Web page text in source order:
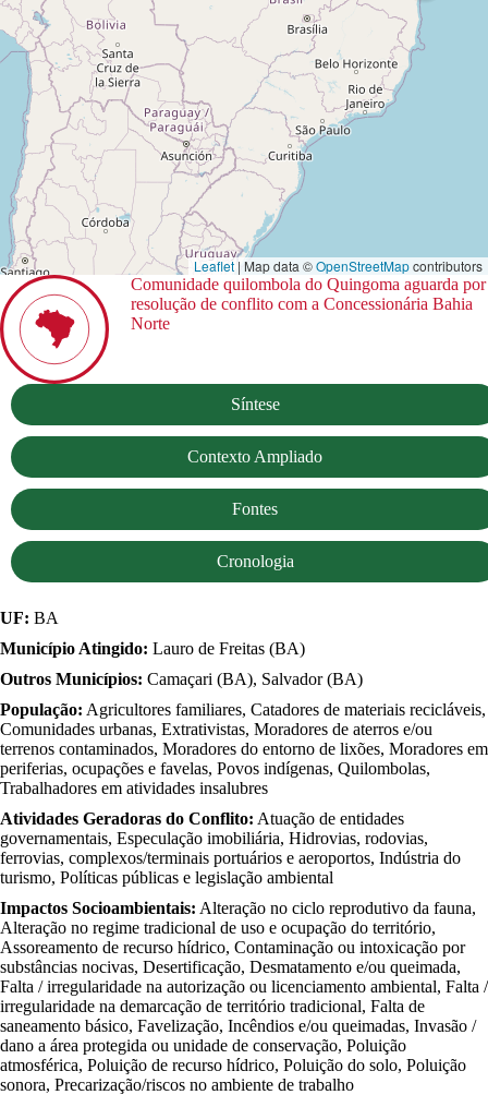
Leaflet | Map data ©OpenStreetMapcontributors
Comunidade quilombola do Quingoma aguarda por
resolução de conflito com a Concessionária Bahia
Norte
Síntese
Contexto Ampliado
Fontes
Cronologia
UF: BA
Município Atingido: Lauro de Freitas (BA)
Outros Municípios: Camaçari (BA), Salvador (BA)
População: Agricultores familiares, Catadores de materiais recicláveis,
Comunidades urbanas, Extrativistas, Moradores de aterros e/ou
terrenos contaminados, Moradores do entorno de lixões, Moradores em
periferias, ocupações e favelas, Povos indígenas, Quilombolas,
Trabalhadores em atividades insalubres
Atividades Geradoras do Conflito: Atuação de entidades
governamentais, Especulação imobiliária, Hidrovias, rodovias,
ferrovias, complexos/terminais portuários e aeroportos, Indústria do
turismo, Políticas públicas e legislação ambiental
Impactos Socioambientais: Alteração no ciclo reprodutivo da fauna,
Alteração no regime tradicional de uso e ocupação do território,
Assoreamento de recurso hídrico, Contaminação ou intoxicação por
substâncias nocivas, Desertificação, Desmatamento e/ou queimada,
Falta / irregularidade na autorização ou licenciamento ambiental, Falta /
irregularidade na demarcação de território tradicional, Falta de
saneamento básico, Favelização, Incêndios e/ou queimadas, Invasão /
dano a área protegida ou unidade de conservação, Poluição
atmosférica, Poluição de recurso hídrico, Poluição do solo, Poluição
sonora, Precarização/riscos no ambiente de trabalho